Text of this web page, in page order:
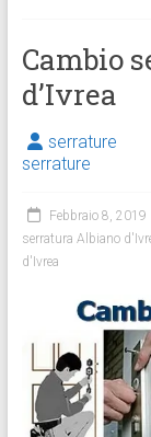
Cambio
d’Ivrea
serrature
serrature
Febbraio 8, 2019
serratura Albiano
d'Ivrea